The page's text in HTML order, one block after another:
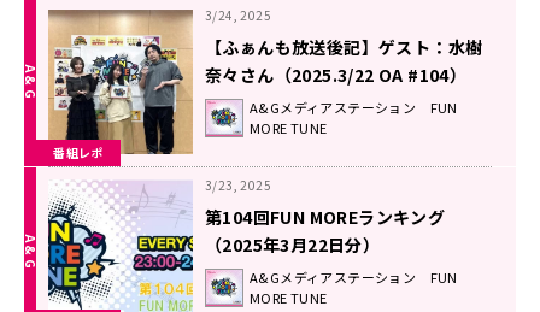
番組レポ
3/24, 2025
【ふぁんも放送後記】ゲスト：水樹
奈々さん（2025.3/22 OA #104）
A&Gメディアステーション FUN
MORE TUNE
3/23, 2025
第104回FUN MOREランキング
（2025年3月22日分）
A&Gメディアステーション FUN
MORE TUNE